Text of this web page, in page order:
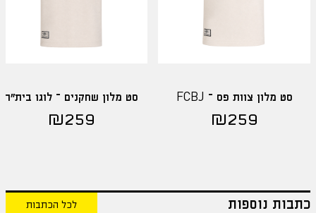
סט מלון צוות פס – FCBJ
₪259
סט מלון שחקנים – לוגו בית"ר
₪259
כתבות נוספות לכל הכתבות